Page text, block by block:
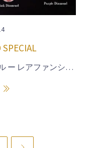
ー レアファンシ…